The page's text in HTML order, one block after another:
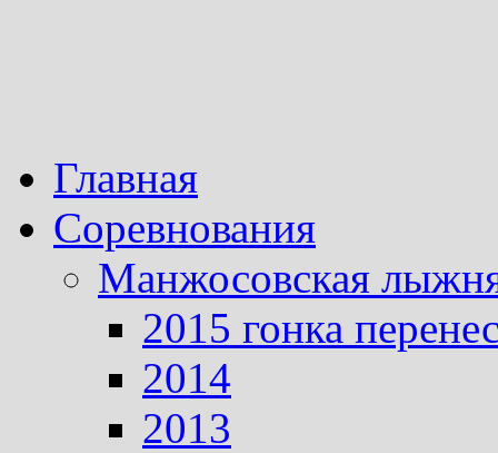
Главная
Соревнования
Манжосовская
2015 гонка
2014
2013